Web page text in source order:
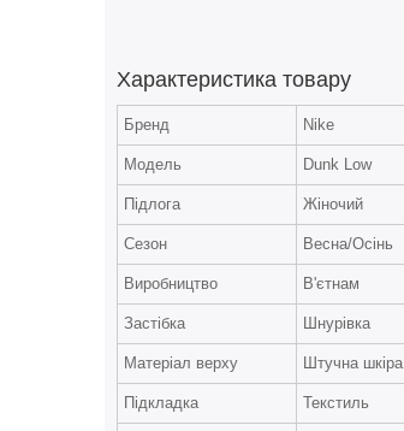
Характеристика товару
Бренд Nike
Модель Dunk Low
Підлога Жіночий
Сезон Весна/Осінь
Виробництво В'єтнам
Застібка Шнурівка
Матеріал верху Штучна шкіра
Підкладка Текстиль